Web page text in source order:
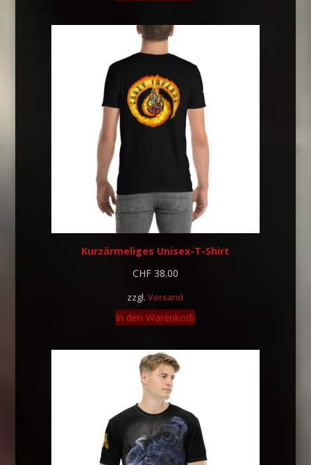
Kurzärmeliges Unisex-T-Shirt
CHF38.00
zzgl.Versand
In den Warenkorb